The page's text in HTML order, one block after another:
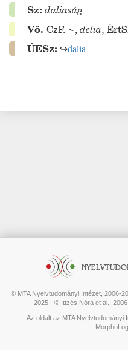
Sz: daliaság
Vö. CzF. ~,delia;
ÚESz: ↪dalia
© MTA Nyelvtudományi Intézet, 2006-
2025 - © Ittzés Nóra et al.,
Az oldalt az MTA